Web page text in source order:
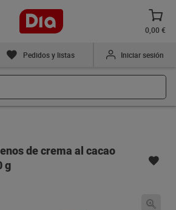
0,00 €
Pedidos y listas Iniciar sesión
de crema al cacao
g